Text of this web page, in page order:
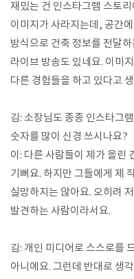
재밌는 건 인스타그램 스토
이미지가 사라지는데, 공간
방식으로 건축 정보를 전달
라이브 방송도 있네요. 이미
다른 경험들을 하고 있다고
김: 소장님도 종종 인스타그
숫자를 많이 신경 쓰시나요?
이: 다른 사람들이 제가 올린
기뻐요. 하지만 그들에게 제
실망하지는 않아요. 오히려
발견하는 사람이라서요.
김: 개인 미디어로 스스로를
아니에요. 그런데 반대로 생